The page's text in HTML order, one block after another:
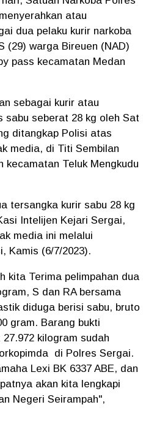
atau
dua pelaku kurir narkoba
(29) warga Bireuen (NAD)
pass kecamatan Medan
sebagai kurir atau
sabu seberat 28 kg oleh Sat
ditangkap Polisi atas
media, di Titi Sembilan
kecamatan Teluk Mengkudu
tersangka kurir sabu 28 kg
Intelijen Kejari Sergai,
media ini melalui
Kamis (6/7/2023).
kita Terima pelimpahan dua
S dan RA bersama
diduga berisi sabu, bruto
gram. Barang bukti
kilogram sudah
di Polres Sergai.
Lexi BK 6337 ABE, dan
akan kita lengkapi
Negeri Seirampah",